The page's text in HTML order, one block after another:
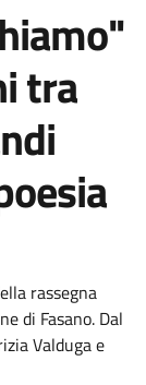
tra
rassegna
di Fasano. Dal
Valduga e